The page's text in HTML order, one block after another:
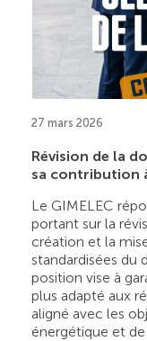
27 mars 2026
Révision de la
sa contribution
Le GIMELEC
portant sur la
création et la
standardisées du
position vise à
plus adapté aux
aligné avec les
énergétique et